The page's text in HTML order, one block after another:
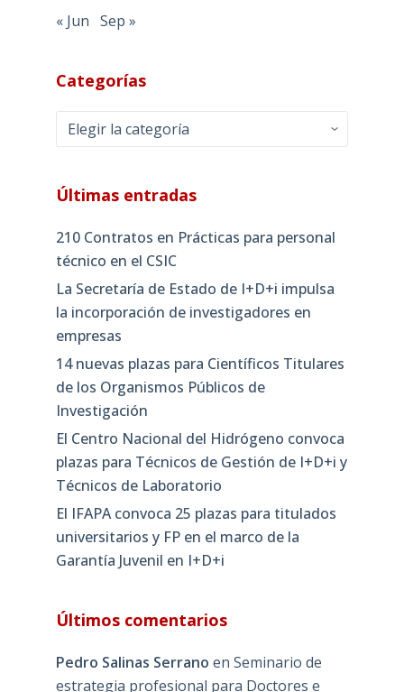
« Jun Sep »
Categorías
Categorías
Últimas entradas
210 Contratos en Prácticas para personal
técnico en el CSIC
La Secretaría de Estado de I+D+i impulsa
la incorporación de investigadores en
empresas
14 nuevas plazas para Científicos Titulares
de los Organismos Públicos de
Investigación
El Centro Nacional del Hidrógeno convoca
plazas para Técnicos de Gestión de I+D+i y
Técnicos de Laboratorio
El IFAPA convoca 25 plazas para titulados
universitarios y FP en el marco de la
Garantía Juvenil en I+D+i
Últimos comentarios
Pedro Salinas Serrano en Seminario de
estrategia profesional para Doctores e